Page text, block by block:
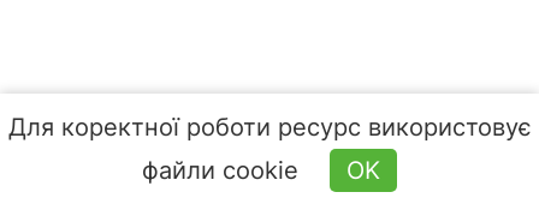
Для коректної роботи ресурс використовує
файли cookie
OK